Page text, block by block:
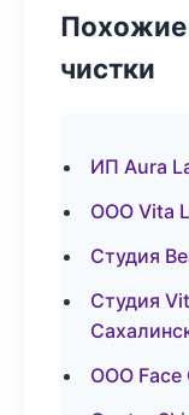
Похожие
чистки
ИП Aura
ООО Vita
Студия
Студия
ООО Face